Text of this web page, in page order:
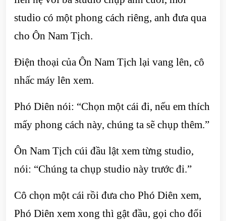
studio có một phong cách riêng, anh đưa qua
cho Ôn Nam Tịch.
Điện thoại của Ôn Nam Tịch lại vang lên, cô
nhấc máy lên xem.
Phó Diên nói: “Chọn một cái đi, nếu em thích
mấy phong cách này, chúng ta sẽ chụp thêm.”
Ôn Nam Tịch cúi đầu lật xem từng studio,
nói: “Chúng ta chụp studio này trước đi.”
Cô chọn một cái rồi đưa cho Phó Diên xem,
Phó Diên xem xong thì gật đầu, gọi cho đối